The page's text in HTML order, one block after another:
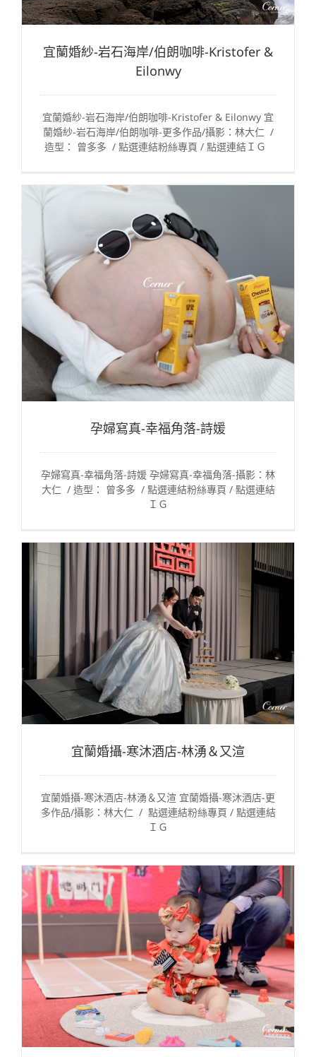
宜蘭婚紗-岩石海岸/伯朗咖啡-Kristofer &
Eilonwy
宜蘭婚紗-岩石海岸/伯朗咖啡-Kristofer & Eilonwy 宜
蘭婚紗-岩石海岸/伯朗咖啡-更多作品/攝影：林大仁 /
造型： 曾多多 / 點選連結粉絲專頁 / 點選連結ＩＧ
孕婦寫真-幸福角落-詩媛
孕婦寫真-幸福角落-詩媛 孕婦寫真-幸福角落-攝影：林
大仁 / 造型： 曾多多 / 點選連結粉絲專頁 / 點選連結
ＩＧ
宜蘭婚攝-寒沐酒店-林湧＆又渲
宜蘭婚攝-寒沐酒店-林湧＆又渲 宜蘭婚攝-寒沐酒店-更
多作品/攝影：林大仁 / 點選連結粉絲專頁 / 點選連結
ＩＧ